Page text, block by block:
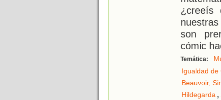
¿creeís
son
cómic
Temática:
Igualdad de
Beauvoir,
Hildegarda,